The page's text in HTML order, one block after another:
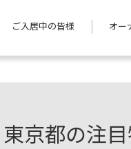
ご入居中の皆様 オー
京都の注